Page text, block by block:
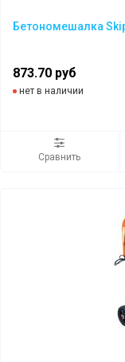
Бетономешалка
873.70 руб
нет в наличии
Сравнить